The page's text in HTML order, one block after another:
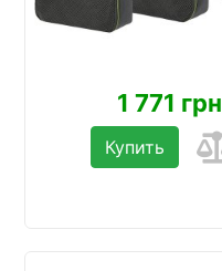
1 771 грн
Купить